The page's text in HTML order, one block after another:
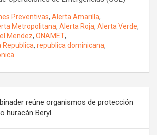
Preventivas, Alerta Amarilla,
Metropolitana, Alerta Roja, Alerta Verde,
Mendez, ONAMET,
Republica, republica dominicana,
reúne organismos de protección
huracán Beryl